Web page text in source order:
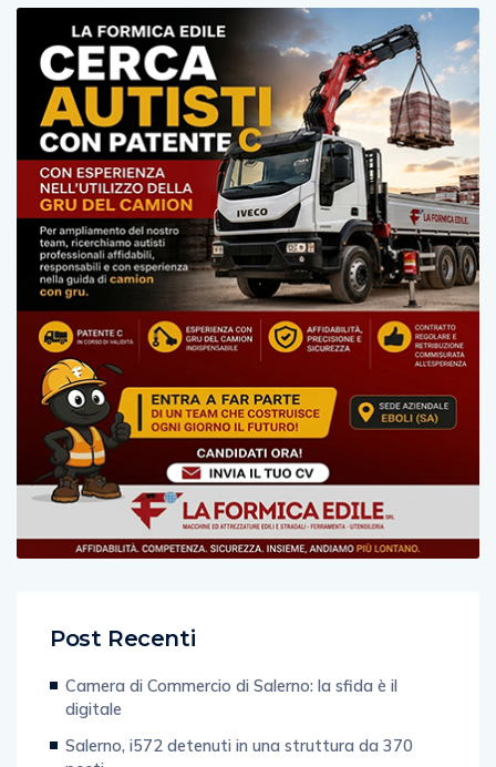
Post Recenti
Camera di Commercio di Salerno: la sfida è il
digitale
Salerno, i572 detenuti in una struttura da 370